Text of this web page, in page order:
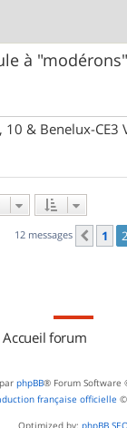
à "modérons"
10 & Benelux-CE3
12 messages 1 2
Accueil forum
phpBB® Forum Software
française officielle ©